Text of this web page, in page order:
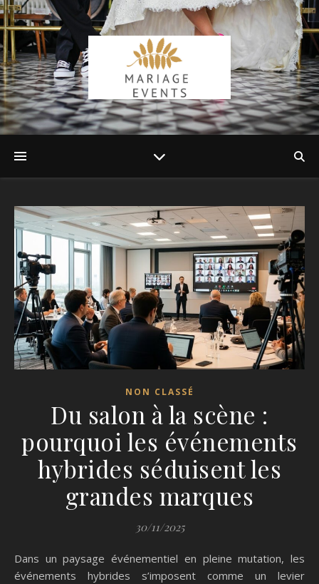
NON CLASSÉ
Du salon à la scène :
pourquoi les événements
hybrides séduisent les
grandes marques
30/11/2025
Dans un paysage événementiel en pleine mutation, les
événements hybrides s’imposent comme un levier